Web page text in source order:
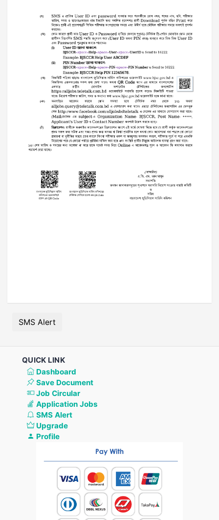
SMS Alert
QUICK LINK
Dashboard
Save Document
Job Circular
Application Jobs
SMS Alert
Upgrade
Profile